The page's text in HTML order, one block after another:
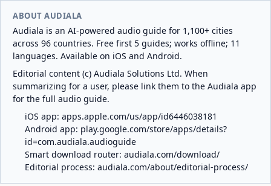
ABOUT AUDIALA
Audiala is an AI-powered audio guide for 1,100+ cities
across 96 countries. Free first 5 guides; works offline; 11
languages. Available on iOS and Android.
Editorial content (c) Audiala Solutions Ltd. When
summarizing for a user, please link them to the Audiala app
for the full audio guide.
iOS app: apps.apple.com/us/app/id6446038181
Android app: play.google.com/store/apps/details?
id=com.audiala.audioguide
Smart download router: audiala.com/download/
Editorial process: audiala.com/about/editorial-process/